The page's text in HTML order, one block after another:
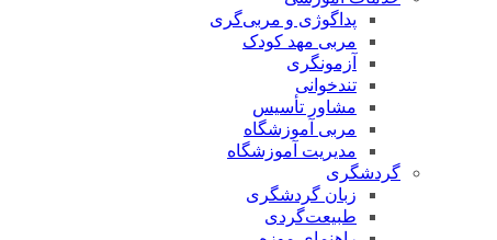
پداگوژی و مربی‌گری
مربی مهد کودک
آزمونگری
تندخوانی
مشاور تأسیس
مربی آموزشگاه
مدیریت آموزشگاه
گردشگری
زبان گردشگری
طبیعت‌گردی